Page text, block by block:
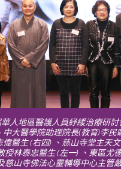
人地區醫護人員紓緩治療研
大醫學院助理院長(教育)李民
醫生 (右四) 、慈山寺堂主天
授林泰忠醫生 (左一) 、東區尤
慈山寺佛法心靈輔導中心主管